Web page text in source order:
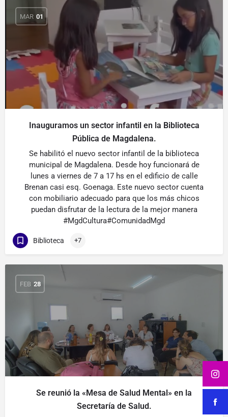
MAR 01
Inauguramos un sector infantil en la Biblioteca
Pública de Magdalena.
Se habilitó el nuevo sector infantil de la biblioteca
municipal de Magdalena. Desde hoy funcionará de
lunes a viernes de 7 a 17 hs en el edificio de calle
Brenan casi esq. Goenaga. Este nuevo sector cuenta
con mobiliario adecuado para que los más chicos
puedan disfrutar de la lectura de la mejor manera
#MgdCultura#ComunidadMgd
Biblioteca +7
FEB 28
Se reunió la «Mesa de Salud Mental» en la
Secretaría de Salud.